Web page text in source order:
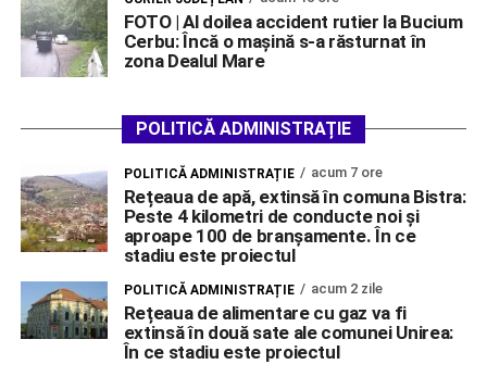
FOTO | Al doilea accident rutier la Bucium
Cerbu: Încă o mașină s-a răsturnat în
zona Dealul Mare
POLITICĂ ADMINISTRAȚIE
POLITICĂ ADMINISTRAȚIE acum 7 ore
Rețeaua de apă, extinsă în comuna Bistra:
Peste 4 kilometri de conducte noi și
aproape 100 de branșamente. În ce
stadiu este proiectul
POLITICĂ ADMINISTRAȚIE acum 2 zile
Rețeaua de alimentare cu gaz va fi
extinsă în două sate ale comunei Unirea:
În ce stadiu este proiectul